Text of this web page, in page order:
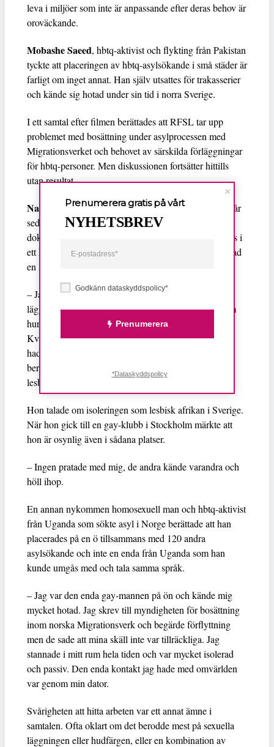
leva i miljöer som inte är anpassande efter deras behov är
oroväckande.
Mobashe Saeed, hbtq-aktivist och flykting från Pakistan
tyckte att placeringen av hbtq-asylsökande i små städer är
farligt om inget annat. Han själv utsattes för trakasserier
och kände sig hotad under sin tid i norra Sverige.
I ett samtal efter filmen berättades att RFSL tar upp
problemet med bosättning under asylprocessen med
Migrationsverket och behovet av särskilda förläggningar
för hbtq-personer. Men diskussionen fortsätter hittills
utan resultat.
Naome Ruzindanaflydde från Uganda för cirka två år
sedan. Hon är hbtq-aktivist och medverkade i
dokumentären. Ruzindana berättade att hon placerades i
ett hus tillsammans med kvinnor som inte ens visste vad
en lesbisk är.
– Jag öppnande mig aldrig och dolde min sexuella
läggning. Jag var utsatt för samtal bland kvinnorna om
hur hemska homosexuella är och kunde inte reagera.
Kvinnan som jag delade rum med sade att hon aldrig
hade sett en lesbisk och när jag innan jag skulle flytta
berättade att jag var lesbisk var hon förvånad att en
lesbisk kunde se ut som mig och göra normala saker.
Hon talade om isoleringen som lesbisk afrikan i Sverige.
När hon gick till en gay-klubb i Stockholm märkte att
hon är osynlig även i sådana platser.
– Ingen pratade med mig, de andra kände varandra och
höll ihop.
En annan nykommen homosexuell man och hbtq-aktivist
från Uganda som sökte asyl i Norge berättade att han
placerades på en ö tillsammans med 120 andra
asylsökande och inte en enda från Uganda som han
kunde umgås med och tala samma språk.
– Jag var den enda gay-mannen på ön och kände mig
mycket hotad. Jag skrev till myndigheten för bosättning
inom norska Migrationsverk och begärde förflyttning
men de sade att mina skäll inte var tillräckliga. Jag
stannade i mitt rum hela tiden och var mycket isolerad
och passiv. Den enda kontakt jag hade med omvärlden
var genom min dator.
Svårigheten att hitta arbeten var ett annat ämne i
samtalen. Ofta oklart om det berodde mest på sexuella
läggningen eller hudfärgen, eller en kombination av
Godkänn dataskyddspolicy*
Prenumerera
Prenumerera gratis på vårt
NYHETSBREV
*Dataskyddspolicy